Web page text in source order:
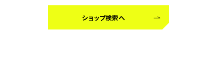
ショップ検索へ